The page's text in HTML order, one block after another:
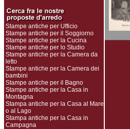
Stampe antiche per Ufficio
Stampe antiche per il Soggiorno
Stampe antiche per la Cucina
Stampe antiche per lo Studio
Stampe antiche per la Camera da
letto
Stampe antiche per la Camera dei
bambini
Stampe antiche per il Bagno
Stampe antiche per la Casa in
Montagna
Stampa antiche per la Casa al Mare
o al Lago
Stampa antiche per la Casa in
Campagna